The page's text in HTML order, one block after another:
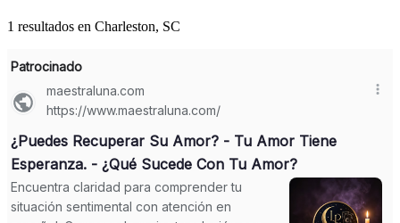
1 resultados en Charleston, SC